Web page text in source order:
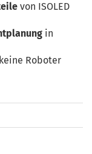
von ISOLED
in
Roboter